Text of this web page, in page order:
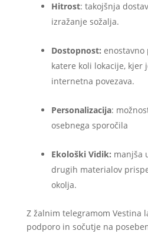
Hitrost: takojšnja
izražanje sožalja.
Dostopnost: enostavno
katere koli lokacije, kjer
internetna povezava.
Personalizacija:
osebnega sporočila
Ekološki Vidik: manjša
drugih materialov
okolja.
Z žalnim telegramom Vestina
podporo in sočutje na